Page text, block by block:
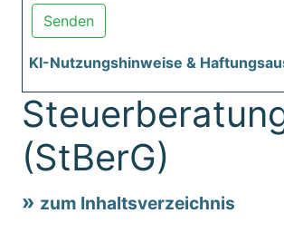
Senden
KI-Nutzungshinweise &
(StBerG)
zum Inhaltsverzeichnis